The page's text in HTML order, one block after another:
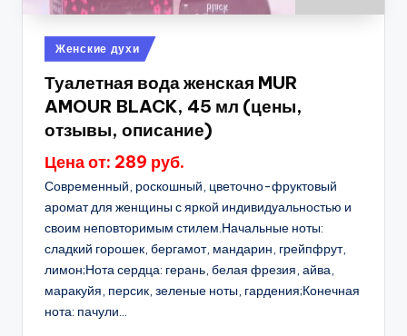
Опубликовано
в
Женские духи
Туалетная вода женская MUR
AMOUR BLACK, 45 мл (цены,
отзывы, описание)
Цена от: 289 руб.
Современный, роскошный, цветочно-фруктовый
аромат для женщины с яркой индивидуальностью и
своим неповторимым стилем.Начальные ноты:
сладкий горошек, бергамот, мандарин, грейпфрут,
лимон;Нота сердца: герань, белая фрезия, айва,
маракуйя, персик, зеленые ноты, гардения;Конечная
нота: пачули...